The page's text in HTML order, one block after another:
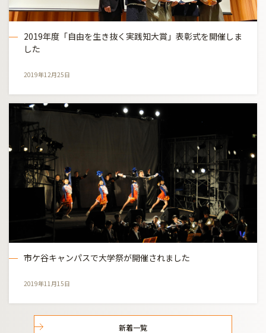
2019年度「自由を生き抜く実践知大賞」表彰式を開催しま
した
2019年12月25日
市ケ谷キャンパスで大学祭が開催されました
2019年11月15日
新着一覧